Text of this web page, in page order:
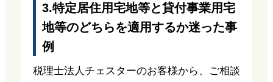
3.特定居住用宅地等と貸付事業用宅
地等のどちらを適用するか迷った事
例
税理士法人チェスターのお客様から、ご相談